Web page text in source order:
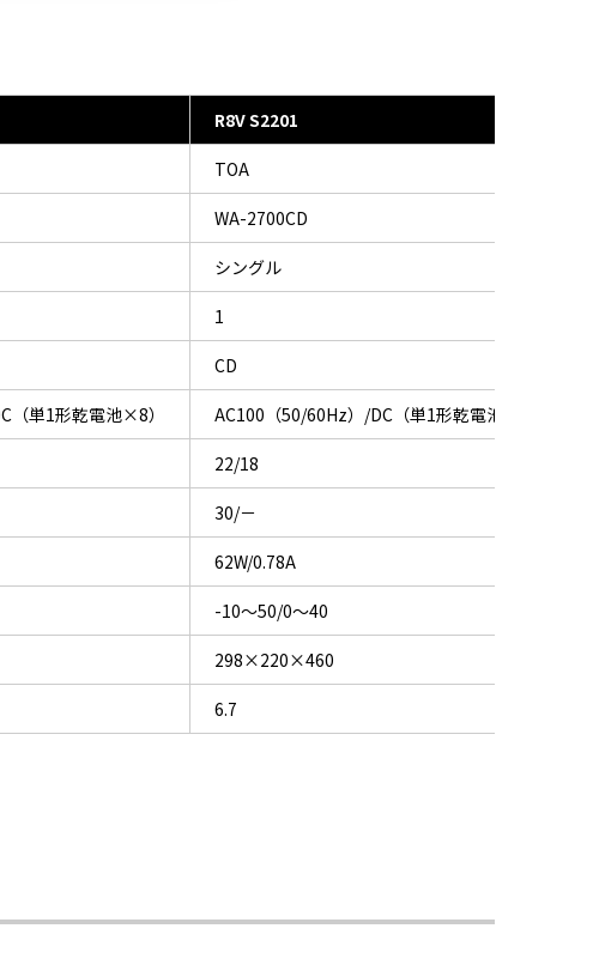
R8V S2201
TOA
WA-2700CD
シングル
1
CD
（単1形乾電池×8） AC100（50/60Hz）/DC（単1形乾電池×8）
22/18
30/－
62W/0.78A
-10～50/0～40
298×220×460
6.7